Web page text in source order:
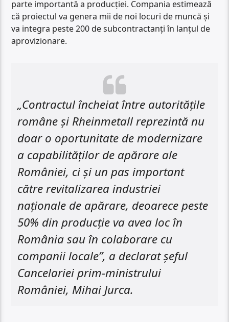
parte importantă a producției. Compania estimează
că proiectul va genera mii de noi locuri de muncă și
va integra peste 200 de subcontractanți în lanțul de
aprovizionare.
„Contractul încheiat între autoritățile
române și Rheinmetall reprezintă nu
doar o oportunitate de modernizare
a capabilităților de apărare ale
României, ci și un pas important
către revitalizarea industriei
naționale de apărare, deoarece peste
50% din producție va avea loc în
România sau în colaborare cu
companii locale”, a declarat șeful
Cancelariei prim-ministrului
României, Mihai Jurca.